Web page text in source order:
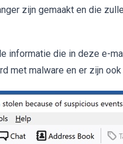
zijn gemaakt en die
informatie die in deze e-
met malware en er zijn